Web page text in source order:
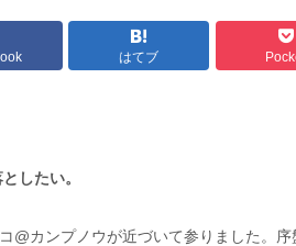
はてブ
したい。
@カンプノウが近づいて参りました。